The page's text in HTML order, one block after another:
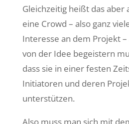
Gleichzeitig heißt das aber
eine Crowd – also ganz
Interesse an dem Projekt
von der Idee begeistern
dass sie in einer festen
Initiatoren und deren
unterstützen.